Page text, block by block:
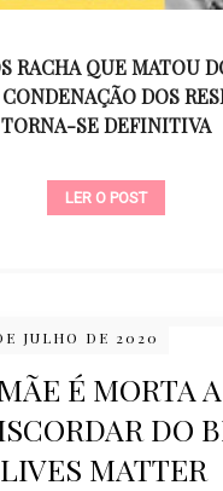
RACHA QUE MATOU
DOS
TORNA-SE DEFINITIVA
LER O POST
JULHO DE 2020
É MORTA
DO
LIVES MATTER